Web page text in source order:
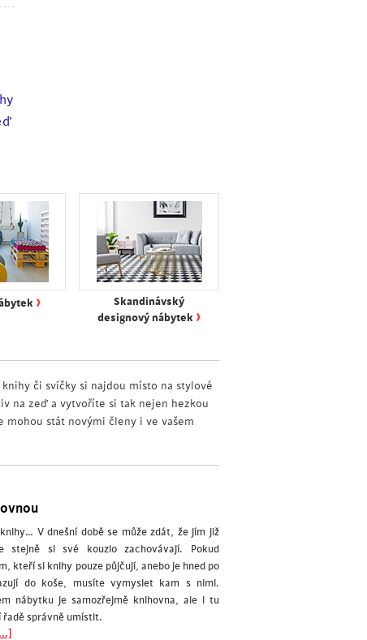
›
Skandinávský
designový nábytek ›
či svíčky si najdou místo na stylové
na zeď a vytvoříte si tak nejen hezkou
mohou stát novými členy i ve vašem
V dnešní době se může zdát, že jím již
stejně si své kouzlo zachovávají. Pokud
kteří si knihy pouze půjčují, anebo je hned po
do koše, musíte vymyslet kam s nimi.
nábytku je samozřejmě knihovna, ale i tu
řadě správně umístit.